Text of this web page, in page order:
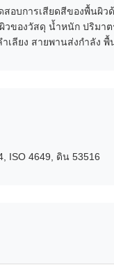
สอบการเสียดสีของพื้นผิ
วของวัสดุ น้ำหนัก ปริม
ลียง สายพานส่งกำลัง
ISO 4649, ดิน 53516